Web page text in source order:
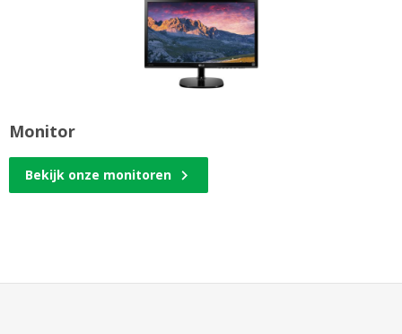
Monitor
Bekijk onze monitoren